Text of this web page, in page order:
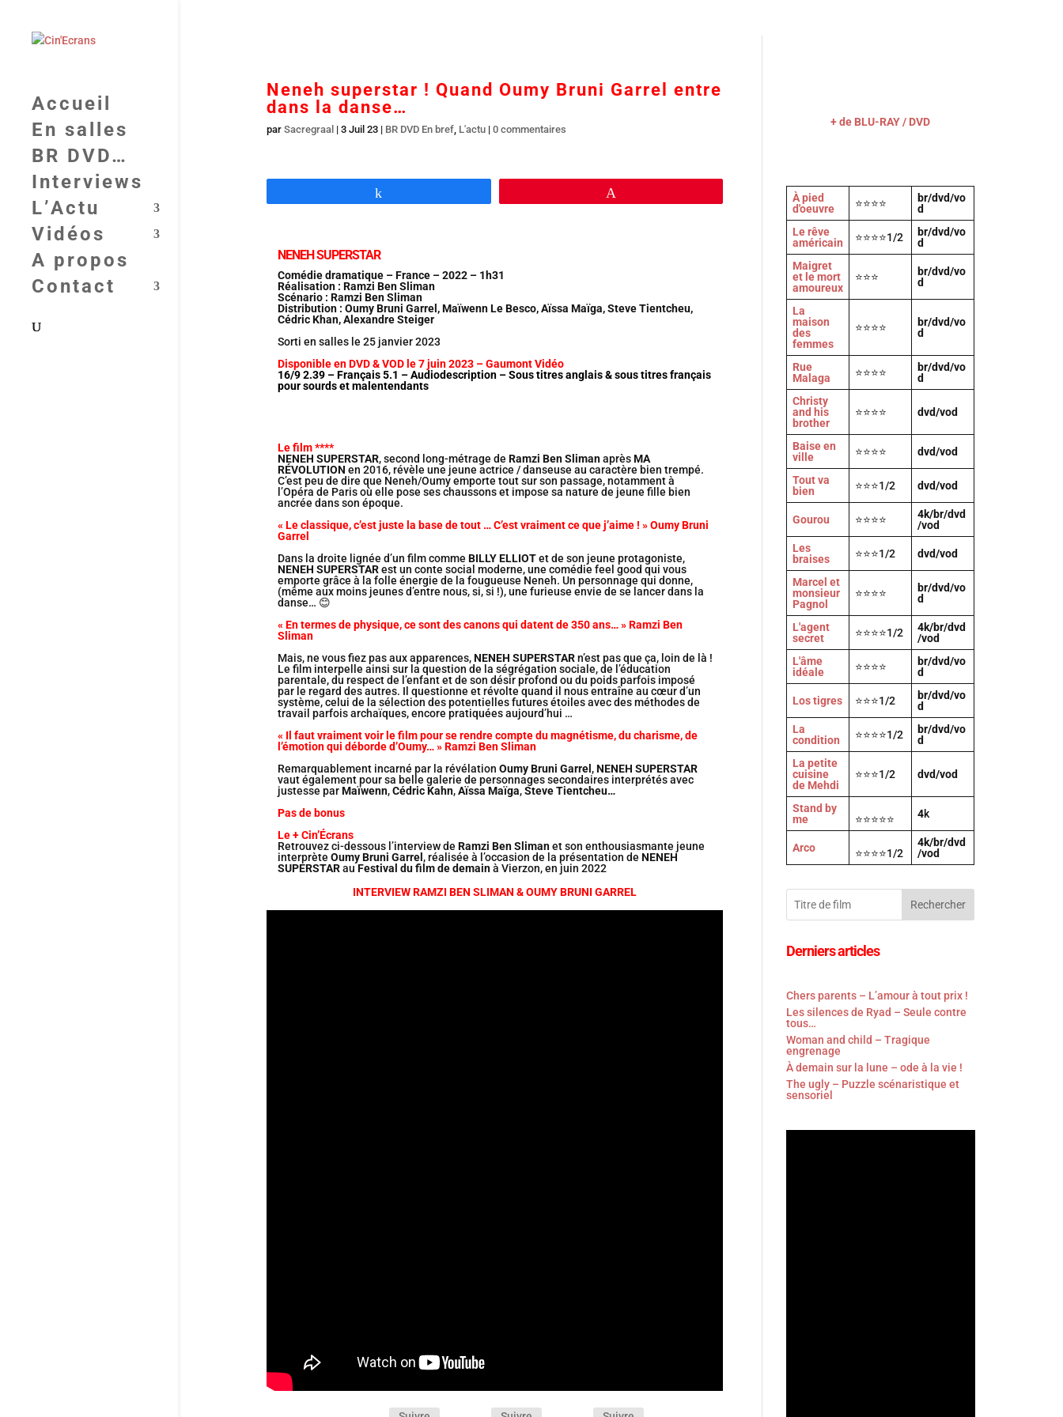
Accueil
En salles
BR DVD…
Interviews
L’Actu
Vidéos
A propos
Contact
Neneh superstar ! Quand Oumy Bruni Garrel entre
dans la danse…
par Sacregraal | 3 Juil 23| BR DVD En bref, L'actu| 0 commentaires
NENEH SUPERSTAR
Comédie dramatique – France – 2022 – 1h31
Réalisation : Ramzi Ben Sliman
Scénario : Ramzi Ben Sliman
Distribution : Oumy Bruni Garrel, Maïwenn Le Besco, Aïssa Maïga, Steve Tientcheu,
Cédric Khan, Alexandre Steiger
Sorti en salles le 25 janvier 2023
Disponible en DVD & VOD le 7 juin 2023 – Gaumont Vidéo
16/9 2.39 – Français 5.1 – Audiodescription – Sous titres anglais & sous titres français
pour sourds et malentendants
Le film ****
NENEH SUPERSTAR, second long-métrage de Ramzi Ben SlimanaprèsMA
RÉVOLUTION en 2016, révèle une jeune actrice / danseuse au caractère bien trempé.
C’est peu de dire que Neneh/Oumy emporte tout sur son passage, notamment à
l’Opéra de Paris où elle pose ses chaussons et impose sa nature de jeune fille bien
ancrée dans son époque.
« Le classique, c’est juste la base de tout … C’est vraiment ce que j’aime ! » Oumy Bruni
Garrel
Dans la droite lignée d’un film comme BILLY ELLIOTet de son jeune protagoniste,
NENEH SUPERSTARest un conte social moderne, une comédie feel good qui vous
emporte grâce à la folle énergie de la fougueuse Neneh. Un personnage qui donne,
(même aux moins jeunes d’entre nous, si, si !), une furieuse envie de se lancer dans la
danse… 😊
« En termes de physique, ce sont des canons qui datent de 350 ans… » Ramzi Ben
Sliman
Mais, ne vous fiez pas aux apparences,NENEH SUPERSTARn’est pas que ça, loin de là !
Le film interpelle ainsi sur la question de la ségrégation sociale, de l’éducation
parentale, du respect de l’enfant et de son désir profond ou du poids parfois imposé
par le regard des autres. Il questionne et révolte quand il nous entraîne au cœur d’un
système, celui de la sélection des potentielles futures étoiles avec des méthodes de
travail parfois archaïques, encore pratiquées aujourd’hui …
« Il faut vraiment voir le film pour se rendre compte du magnétisme, du charisme, de
l’émotion qui déborde d’Oumy… » Ramzi Ben Sliman
Remarquablement incarné par la révélation Oumy Bruni Garrel ,NENEH SUPERSTAR
vaut également pour sa belle galerie de personnages secondaires interprétés avec
justesse parMaïwenn,Cédric Kahn,Aïssa Maïga,Steve Tientcheu…
Pas de bonus
Le + Cin’Écrans
Retrouvez ci-dessous l’interview de Ramzi Ben Slimanet son enthousiasmante jeune
interprète Oumy Bruni Garrel , réalisée à l’occasion de la présentation de NENEH
SUPERSTARau Festival du film de demainà Vierzon, en juin 2022
INTERVIEW RAMZI BEN SLIMAN & OUMY BRUNI GARREL
+ de BLU-RAY / DVD
À pied
d'oeuvre
⭐⭐⭐⭐
br/dvd/vo
d
Le rêve
américain
⭐⭐⭐⭐1/2
br/dvd/vo
d
Maigret
et le mort
amoureux
⭐⭐⭐
br/dvd/vo
d
La
maison
des
femmes
⭐⭐⭐⭐
br/dvd/vo
d
Rue
Malaga
⭐⭐⭐⭐
br/dvd/vo
d
Christy
and his
brother
⭐⭐⭐⭐ dvd/vod
Baise en
ville
⭐⭐⭐⭐ dvd/vod
Tout va
bien
⭐⭐⭐1/2 dvd/vod
Gourou ⭐⭐⭐⭐
4k/br/dvd
/vod
Les
braises
⭐⭐⭐1/2 dvd/vod
Marcel et
monsieur
Pagnol
⭐⭐⭐⭐
br/dvd/vo
d
L'agent
secret
⭐⭐⭐⭐1/2
4k/br/dvd
/vod
L'âme
idéale
⭐⭐⭐⭐
br/dvd/vo
d
Los tigres ⭐⭐⭐1/2
br/dvd/vo
d
La
condition
⭐⭐⭐⭐1/2
br/dvd/vo
d
La petite
cuisine
de Mehdi
⭐⭐⭐1/2 dvd/vod
Stand by
me
⭐⭐⭐⭐⭐ 4k
Arco ⭐⭐⭐⭐1/2
4k/br/dvd
/vod
Rechercher
Derniers articles
Chers parents – L’amour à tout prix !
Les silences de Ryad – Seule contre
tous…
Woman and child – Tragique
engrenage
À demain sur la lune – ode à la vie !
The ugly – Puzzle scénaristique et
sensoriel